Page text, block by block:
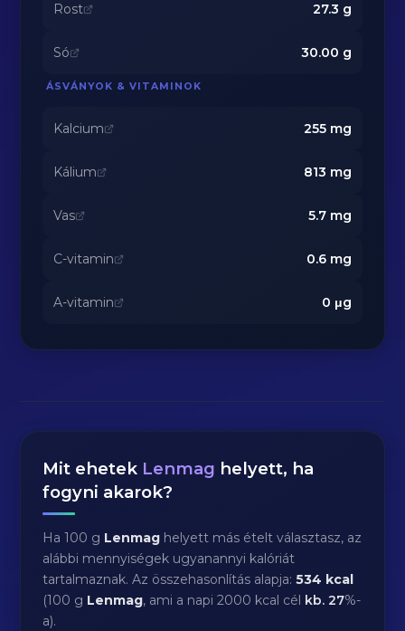
Rost 27.3 g
Só 30.00 g
ÁSVÁNYOK & VITAMINOK
Kalcium 255mg
Kálium 813 mg
Vas 5.7mg
C-vitamin 0.6mg
A-vitamin 0 μg
Mit ehetek Lenmag helyett, ha
fogyni akarok?
Ha 100 g Lenmag helyett más ételt választasz, az
alábbi mennyiségek ugyanannyi kalóriát
tartalmaznak. Az összehasonlítás alapja:534 kcal
(100 g Lenmag, ami a napi 2000 kcal cél kb.27%-
a).